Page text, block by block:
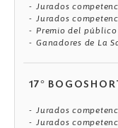
Jurados
Jurados
Premio del público
Ganadores de La
17°
Jurados
Jurados